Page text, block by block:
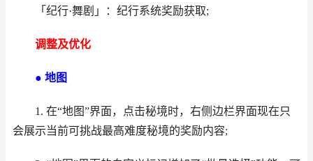
「纪行·舞剧」：纪行系统奖励获取;
调整及优化
● 地图
1. 在“地图”界面，点击秘境时，右侧边栏界面现在只
会展示当前可挑战最高难度秘境的奖励内容;